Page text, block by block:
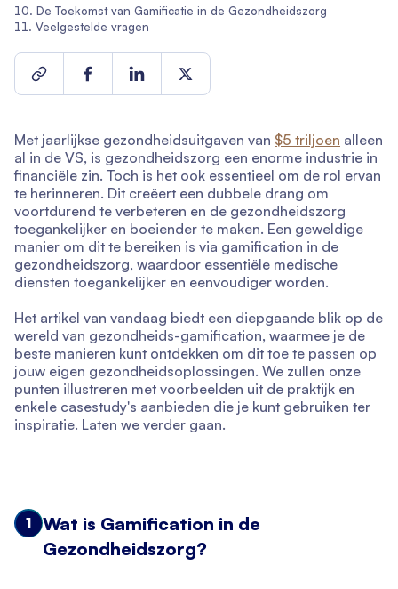
Met jaarlijkse gezondheidsuitgaven van $5 triljoen alleen
al in de VS, is gezondheidszorg een enorme industrie in
financiële zin. Toch is het ook essentieel om de rol ervan
te herinneren. Dit creëert een dubbele drang om
voortdurend te verbeteren en de gezondheidszorg
toegankelijker en boeiender te maken. Een geweldige
manier om dit te bereiken is via gamification in de
gezondheidszorg, waardoor essentiële medische
diensten toegankelijker en eenvoudiger worden.
Het artikel van vandaag biedt een diepgaande blik op de
wereld van gezondheids-gamification, waarmee je de
beste manieren kunt ontdekken om dit toe te passen op
jouw eigen gezondheidsoplossingen. We zullen onze
punten illustreren met voorbeelden uit de praktijk en
enkele casestudy's aanbieden die je kunt gebruiken ter
inspiratie. Laten we verder gaan.
1
Wat is Gamification in de
Gezondheidszorg?
De Toekomst van Gamificatie in de Gezondheidszorg
Veelgestelde vragen